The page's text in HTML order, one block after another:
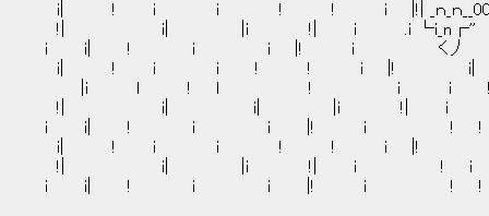
i| ! i i ! ! i |!| _ｎ_ｎ__00
!| i| |i !| i .i └i_n┌'' . ＿__ ＿
i i| ! i i |! i く丿 ｀ｱi′ ｀ｱ
i| ! i i ! ! i |! i|
|i l ! l ! i i !|
!| i| i| |i !| i
i i| ! i i |! i ! !
i| ! i i ! ! i |!
!| i| |i !| i ! i
i i| ! i i |! i ! !